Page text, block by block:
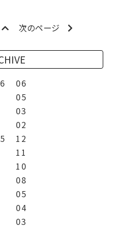
次のページ
06
05
03
02
12
11
10
08
05
04
03